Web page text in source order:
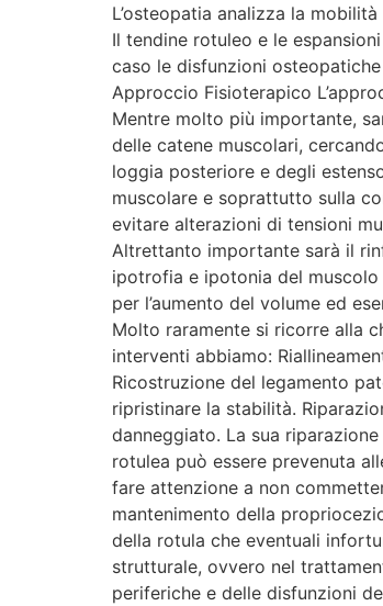
L’osteopatia analizza la
Il tendine rotuleo e le
caso le disfunzioni
Approccio Fisioterapico
Mentre molto più importante,
delle catene muscolari,
loggia posteriore e degli
muscolare e soprattutto sulla
evitare alterazioni di tensioni
Altrettanto importante sarà il
ipotrofia e ipotonia del
per l’aumento del volume ed
Molto raramente si ricorre alla
interventi abbiamo:
Ricostruzione del legamento
ripristinare la stabilità.
danneggiato. La sua
rotulea può essere prevenuta
fare attenzione a non
mantenimento della
della rotula che eventuali
strutturale, ovvero nel
periferiche e delle disfunzioni